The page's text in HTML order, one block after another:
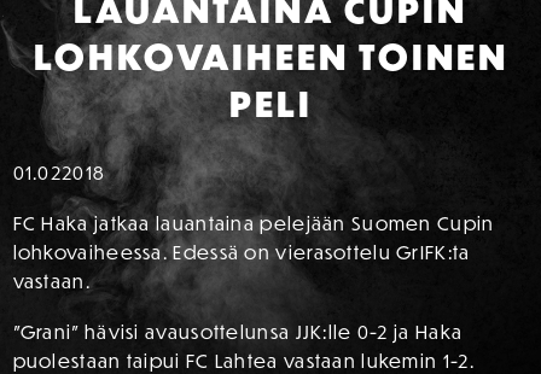
LAUANTAINA CUPIN
LOHKOVAIHEEN TOINEN
PELI
01.022018
FC Haka jatkaa lauantaina pelejään Suomen Cupin
lohkovaiheessa. Edessä on vierasottelu GrIFK:ta
vastaan.
”Grani” hävisi avausottelunsa JJK:lle 0-2 ja Haka
puolestaan taipui FC Lahtea vastaan lukemin 1-2.